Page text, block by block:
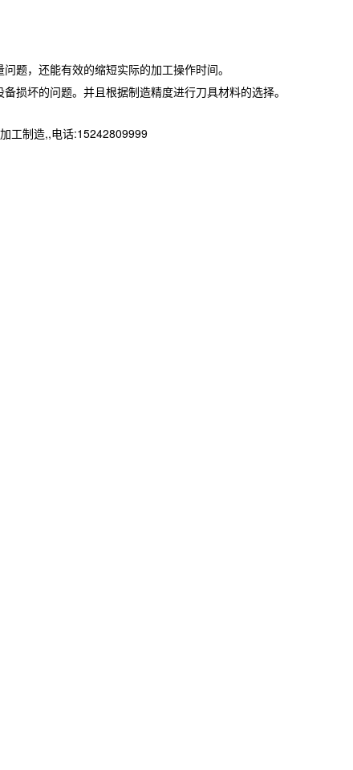
题，还能有效的缩短实际的加工操作时间。
损坏的问题。并且根据制造精度进行刀具材料的选择。
工制造,,电话:15242809999